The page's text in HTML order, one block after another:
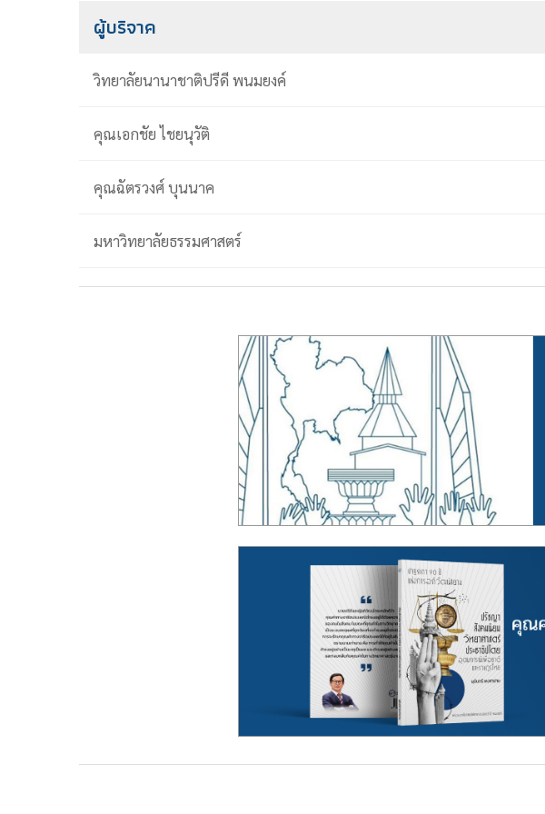
ผู้บริจาค
วิทยาลัยนานาชาติปรีดี พนมยงค์
คุณเอกชัย ไชยนุวัติ
คุณฉัตรวงศ์ บุนนาค
มหาวิทยาลัยธรรมศาสตร์